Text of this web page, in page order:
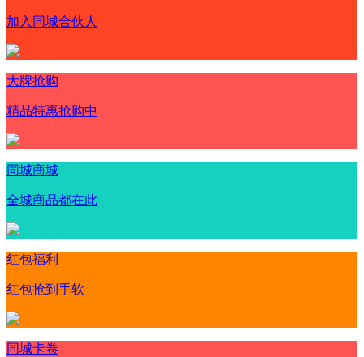
加入同城合伙人
大牌抢购
精品特惠抢购中
同城商城
全城商品都在此
红包福利
红包抢到手软
同城卡卷